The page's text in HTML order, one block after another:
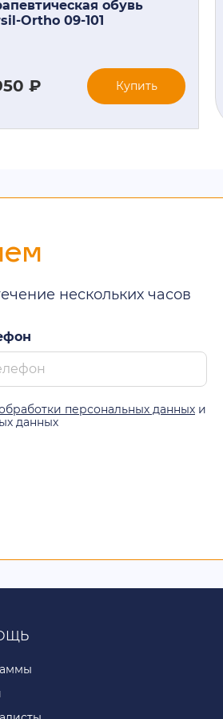
обувь
Ortho 09-101
₽ Купить
нескольких часов
персональных данных и
данных